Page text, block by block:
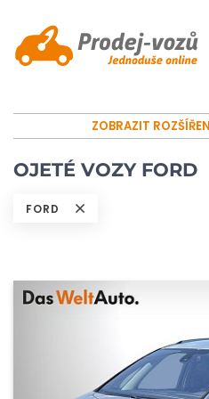
ZOBRAZIT
OJETÉ VOZY FORD
FORD